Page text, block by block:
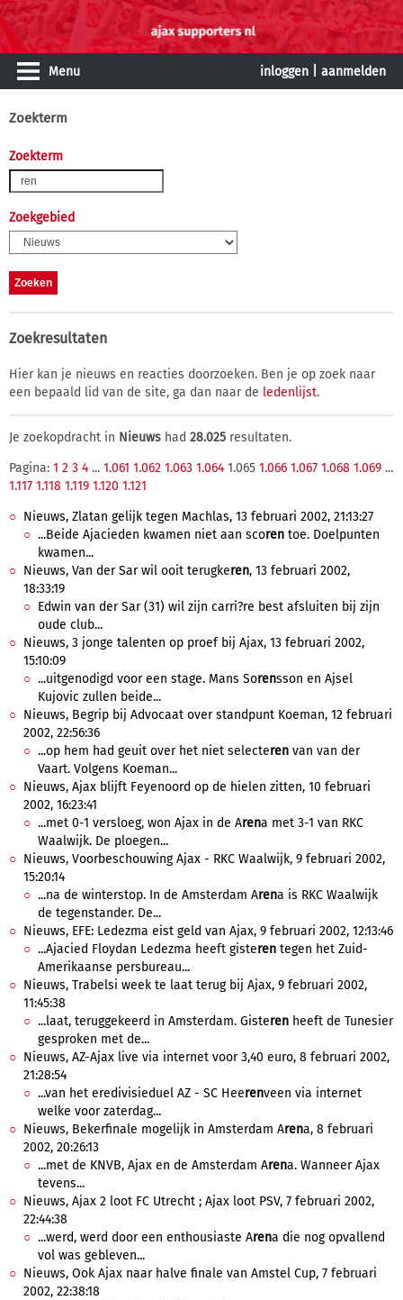
Menu inloggen aanmelden
Zoekterm
Zoekterm
Zoekgebied
Zoekresultaten
Hier kan je nieuws en reacties doorzoeken. Ben je op zoek naar
een bepaald lid van de site, ga dan naar de ledenlijst.
Je zoekopdracht in Nieuws had 28.025 resultaten.
Pagina: 1 2 3 4 ... 1.061 1.062 1.063 1.064 1.065 1.066 1.067 1.068 1.069 ...
1.117 1.118 1.119 1.120 1.121
Nieuws, Zlatan gelijk tegen Machlas, 13 februari 2002, 21:13:27
...Beide Ajacieden kwamen niet aan scoren toe. Doelpunten
kwamen...
Nieuws, Van der Sar wil ooit terugkeren, 13 februari 2002,
18:33:19
Edwin van der Sar (31) wil zijn carri?re best afsluiten bij zijn
oude club...
Nieuws, 3 jonge talenten op proef bij Ajax, 13 februari 2002,
15:10:09
...uitgenodigd voor een stage. Mans Sorensson en Ajsel
Kujovic zullen beide...
Nieuws, Begrip bij Advocaat over standpunt Koeman, 12 februari
2002, 22:56:36
...op hem had geuit over het niet selecteren van van der
Vaart. Volgens Koeman...
Nieuws, Ajax blijft Feyenoord op de hielen zitten, 10 februari
2002, 16:23:41
...met 0-1 versloeg, won Ajax in de Arena met 3-1 van RKC
Waalwijk. De ploegen...
Nieuws, Voorbeschouwing Ajax - RKC Waalwijk, 9 februari 2002,
15:20:14
...na de winterstop. In de Amsterdam Arena is RKC Waalwijk
de tegenstander. De...
Nieuws, EFE: Ledezma eist geld van Ajax, 9 februari 2002, 12:13:46
...Ajacied Floydan Ledezma heeft gisteren tegen het Zuid-
Amerikaanse persbureau...
Nieuws, Trabelsi week te laat terug bij Ajax, 9 februari 2002,
11:45:38
...laat, teruggekeerd in Amsterdam. Gisteren heeft de Tunesier
gesproken met de...
Nieuws, AZ-Ajax live via internet voor 3,40 euro, 8 februari 2002,
21:28:54
...van het eredivisieduel AZ - SC Heerenveen via internet
welke voor zaterdag...
Nieuws, Bekerfinale mogelijk in Amsterdam Arena, 8 februari
2002, 20:26:13
...met de KNVB, Ajax en de Amsterdam Arena. Wanneer Ajax
tevens...
Nieuws, Ajax 2 loot FC Utrecht ; Ajax loot PSV, 7 februari 2002,
22:44:38
...werd, werd door een enthousiaste Arena die nog opvallend
vol was gebleven...
Nieuws, Ook Ajax naar halve finale van Amstel Cup, 7 februari
2002, 22:38:18